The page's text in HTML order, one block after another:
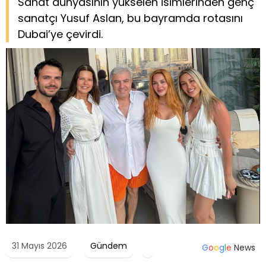
sanatçı Yusuf Aslan, bu bayramda rotasını
Dubai’ye çevirdi.
31 Mayıs 2026 Gündem Google News